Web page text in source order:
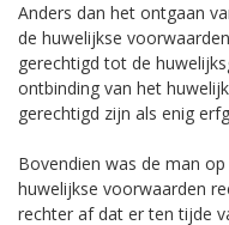
Anders dan het ontgaan
de huwelijkse
gerechtigd tot de
ontbinding van het
gerechtigd zijn als enig
Bovendien was de man
huwelijkse voorwaarden
rechter af dat er ten tijde